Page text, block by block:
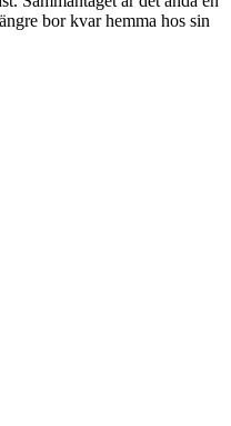
bor kvar hemma hos sin